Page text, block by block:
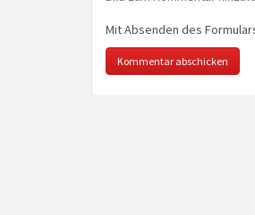
Mit Absenden des